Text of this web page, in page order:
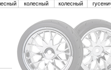
колесный колесный